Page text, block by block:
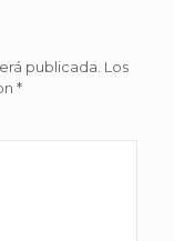
publicada. Los
*